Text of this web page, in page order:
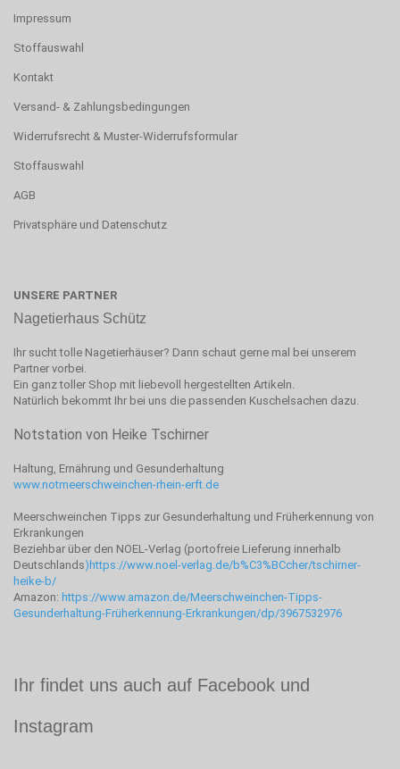
Impressum
Stoffauswahl
Kontakt
Versand- & Zahlungsbedingungen
Widerrufsrecht & Muster-Widerrufsformular
Stoffauswahl
AGB
Privatsphäre und Datenschutz
UNSERE PARTNER
Nagetierhaus Schütz
Ihr sucht tolle Nagetierhäuser? Dann schaut gerne mal bei unserem
Partner vorbei.
Ein ganz toller Shop mit liebevoll hergestellten Artikeln.
Natürlich bekommt Ihr bei uns die passenden Kuschelsachen dazu.
Notstation von Heike Tschirner
Haltung, Ernährung und Gesunderhaltung
www.notmeerschweinchen-rhein-erft.de
Meerschweinchen Tipps zur Gesunderhaltung und Früherkennung von
Erkrankungen
Beziehbar über den NOEL-Verlag (portofreie Lieferung innerhalb
Deutschlands)https://www.noel-verlag.de/b%C3%BCcher/tschirner-
heike-b/
Amazon: https://www.amazon.de/Meerschweinchen-Tipps-
Gesunderhaltung-Früherkennung-Erkrankungen/dp/3967532976
Ihr findet uns auch auf Facebook und
Instagram